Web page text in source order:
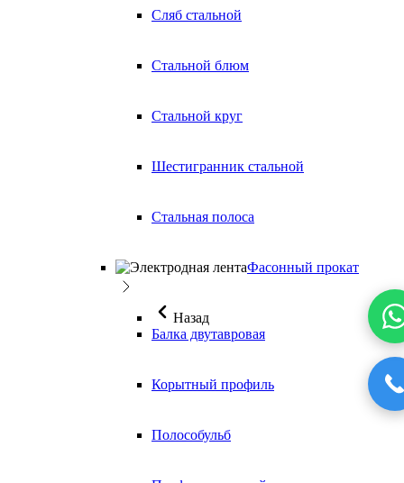
Сляб стальной
Стальной блюм
Стальной круг
Шестигранник стальной
Стальная полоса
Фасонный прокат
Назад
Балка двутавровая
Корытный профиль
Полособульб